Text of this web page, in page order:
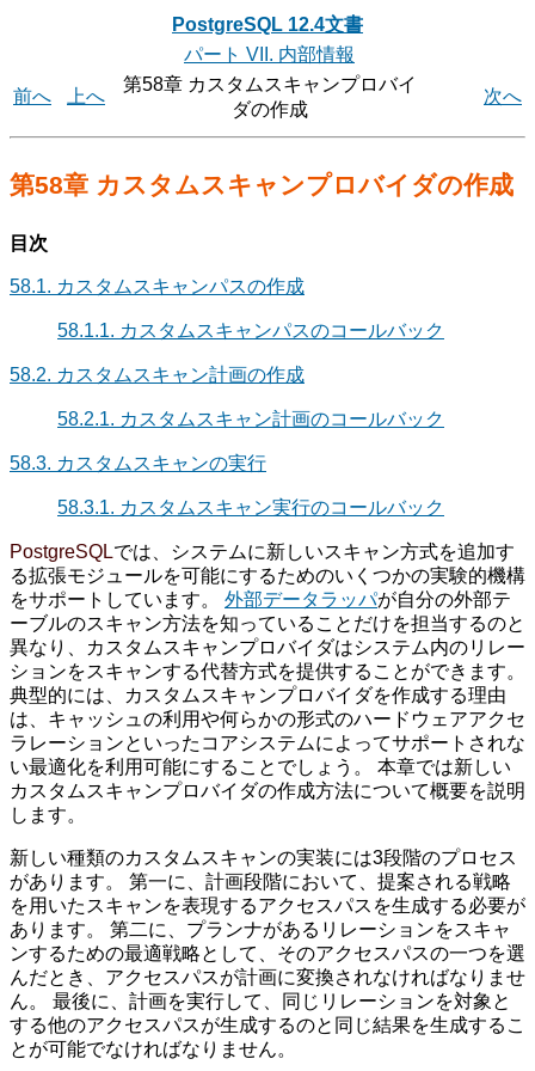
PostgreSQL 12.4文書
パート VII. 内部情報
前へ 上へ
第58章 カスタムスキャンプロバイ
ダの作成
次へ
第58章 カスタムスキャンプロバイダの作成
目次
58.1. カスタムスキャンパスの作成
58.1.1. カスタムスキャンパスのコールバック
58.2. カスタムスキャン計画の作成
58.2.1. カスタムスキャン計画のコールバック
58.3. カスタムスキャンの実行
58.3.1. カスタムスキャン実行のコールバック
PostgreSQLでは、システムに新しいスキャン方式を追加す
る拡張モジュールを可能にするためのいくつかの実験的機構
をサポートしています。 外部データラッパが自分の外部テ
ーブルのスキャン方法を知っていることだけを担当するのと
異なり、カスタムスキャンプロバイダはシステム内のリレー
ションをスキャンする代替方式を提供することができます。
典型的には、カスタムスキャンプロバイダを作成する理由
は、キャッシュの利用や何らかの形式のハードウェアアクセ
ラレーションといったコアシステムによってサポートされな
い最適化を利用可能にすることでしょう。 本章では新しい
カスタムスキャンプロバイダの作成方法について概要を説明
します。
新しい種類のカスタムスキャンの実装には3段階のプロセス
があります。 第一に、計画段階において、提案される戦略
を用いたスキャンを表現するアクセスパスを生成する必要が
あります。 第二に、プランナがあるリレーションをスキャ
ンするための最適戦略として、そのアクセスパスの一つを選
んだとき、アクセスパスが計画に変換されなければなりませ
ん。 最後に、計画を実行して、同じリレーションを対象と
する他のアクセスパスが生成するのと同じ結果を生成するこ
とが可能でなければなりません。